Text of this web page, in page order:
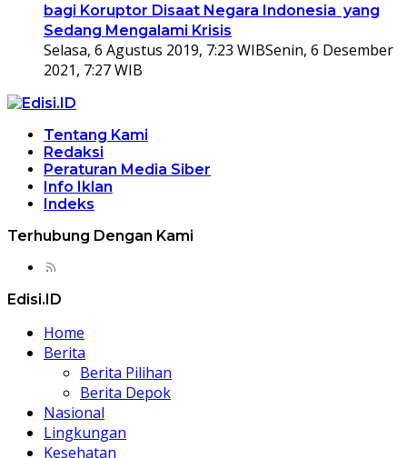
bagi Koruptor Disaat Negara Indonesia yang
Sedang Mengalami Krisis
Selasa, 6 Agustus 2019, 7:23 WIBSenin, 6 Desember
2021, 7:27 WIB
Tentang Kami
Redaksi
Peraturan Media Siber
Info Iklan
Indeks
Terhubung Dengan Kami
Edisi.ID
Home
Berita
Berita Pilihan
Berita Depok
Nasional
Lingkungan
Kesehatan